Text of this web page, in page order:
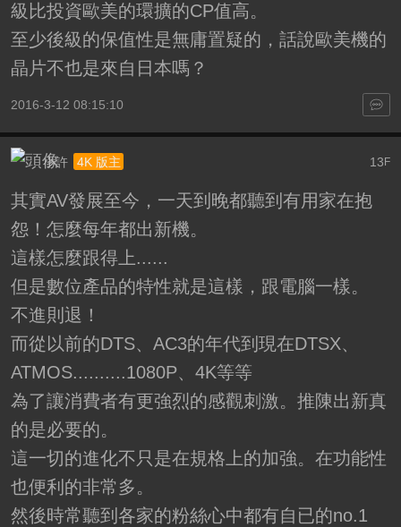
級比投資歐美的環擴的CP值高。
至少後級的保值性是無庸置疑的，話說歐美機的
晶片不也是來自日本嗎？
2016-3-12 08:15:10
13F
小許 4K 版主
其實AV發展至今，一天到晚都聽到有用家在抱
怨！怎麼每年都出新機。
這樣怎麼跟得上......
但是數位產品的特性就是這樣，跟電腦一樣。
不進則退！
而從以前的DTS、AC3的年代到現在DTSX、
ATMOS..........1080P、4K等等
為了讓消費者有更強烈的感觀刺激。推陳出新真
的是必要的。
這一切的進化不只是在規格上的加強。在功能性
也便利的非常多。
然後時常聽到各家的粉絲心中都有自已的no.1